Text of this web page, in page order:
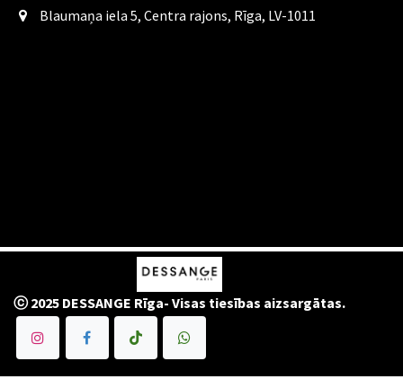
​Blaumaņa iela 5, Centra rajons, Rīga, LV-1011
ⓒ 2025 DESSANGE Rīga- Visas tiesības aizsargātas.